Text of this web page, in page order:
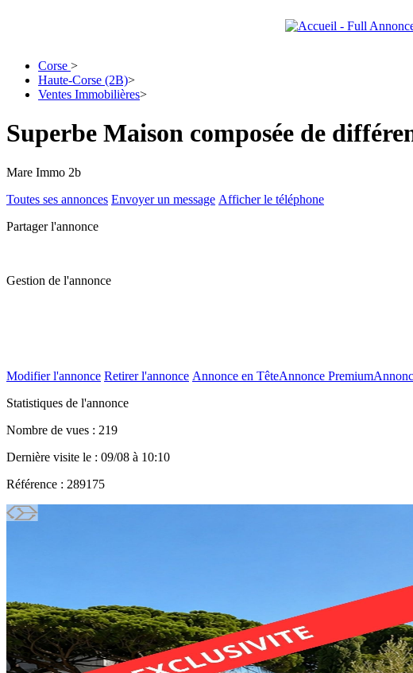
Corse >
Haute-Corse (2B)>
Ventes Immobilières>
Superbe Maison composée de
Mare Immo 2b
Toutes ses annonces Envoyer un message Afficher le téléphone
Partager l'annonce
Gestion de l'annonce
Modifier l'annonce Retirer l'annonce Annonce en TêteAnnonce Premium
Statistiques de l'annonce
Nombre de vues : 219
Dernière visite le : 09/08 à 10:10
Référence : 289175